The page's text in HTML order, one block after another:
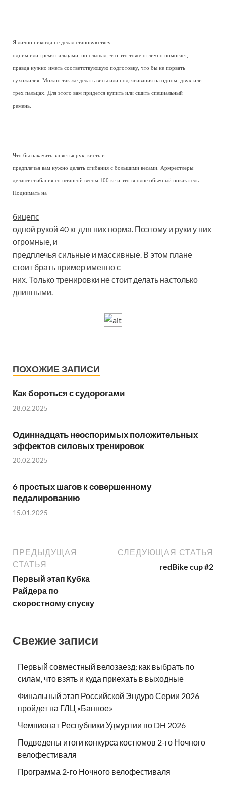
Я лично никогда не делал становую тягу
одним или тремя пальцами, но слышал, что это тоже отлично помогает,
правда нужно иметь соответствующую подготовку, что бы не порвать
сухожилия. Можно так же делать висы или подтягивания на одном, двух или
трех пальцах. Для этого вам придется купить или сшить специальный
ремень.
Что бы накачать запястья рук, кисть и
предплечья вам нужно делать сгибания с большими весами. Армрестлеры
делают сгибания со штангой весом 100 кг и это вполне обычный показатель.
Поднимать на
бицепс
одной рукой 40 кг для них норма. Поэтому и руки у них
огромные, и
предплечья сильные и массивные. В этом плане
стоит брать пример именно с
них. Только тренировки не стоит делать настолько
длинными.
ПОХОЖИЕ ЗАПИСИ
Как бороться с судорогами
28.02.2025
Одиннадцать неоспоримых положительных
эффектов силовых тренировок
20.02.2025
6 простых шагов к совершенному
педалированию
15.01.2025
ПРЕДЫДУЩАЯ
СТАТЬЯ
Первый этап Кубка
Райдера по
скоростному спуску
СЛЕДУЮЩАЯ СТАТЬЯ
redBike cup #2
Свежие записи
Первый совместный велозаезд: как выбрать по
силам, что взять и куда приехать в выходные
Финальный этап Российской Эндуро Серии 2026
пройдет на ГЛЦ «Банное»
Чемпионат Республики Удмуртии по DH 2026
Подведены итоги конкурса костюмов 2-го Ночного
велофестиваля
Программа 2-го Ночного велофестиваля